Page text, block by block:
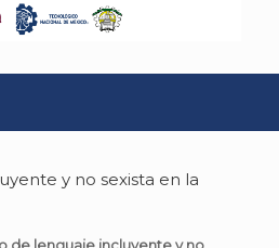
y no sexista en la